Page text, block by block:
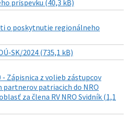
príspevku (40,3 kB)
o poskytnutie regionálneho
SK/2024 (735,1 kB)
- Zápisnica z volieb zástupcov
patriacich do NRO
za člena RV NRO Svidník (1,1